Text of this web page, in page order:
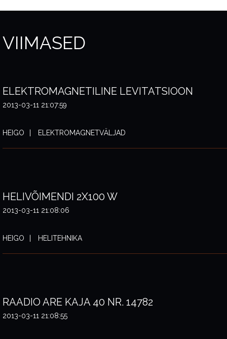
VIIMASED
ELEKTROMAGNETILINE LEVITATSIOON
2013-03-11 21:07:59
HEIGO ELEKTROMAGNETVÄLJAD
HELIVÕIMENDI 2X100 W
2013-03-11 21:08:06
HEIGO HELITEHNIKA
RAADIO ARE KAJA 40 NR. 14782
2013-03-11 21:08:55